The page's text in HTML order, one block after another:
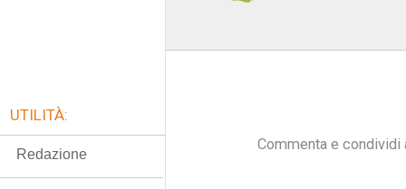
Commenta e
UTILITÀ:
Redazione